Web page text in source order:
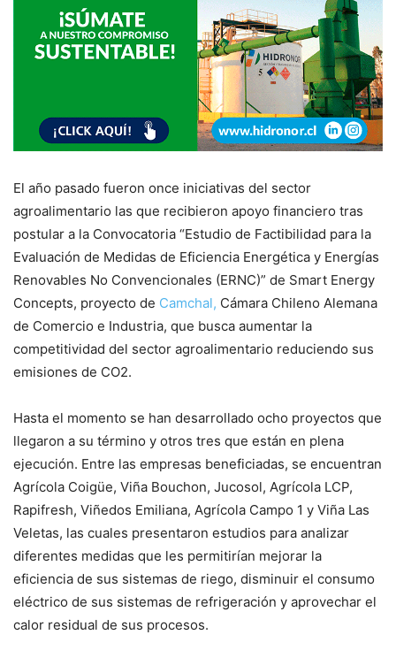
El año pasado fueron once iniciativas del sector
agroalimentario las que recibieron apoyo financiero tras
postular a la Convocatoria “Estudio de Factibilidad para la
Evaluación de Medidas de Eficiencia Energética y Energías
Renovables No Convencionales (ERNC)” de Smart Energy
Concepts, proyecto de Camchal, Cámara Chileno Alemana
de Comercio e Industria, que busca aumentar la
competitividad del sector agroalimentario reduciendo sus
emisiones de CO2.
Hasta el momento se han desarrollado ocho proyectos que
llegaron a su término y otros tres que están en plena
ejecución. Entre las empresas beneficiadas, se encuentran
Agrícola Coigüe, Viña Bouchon, Jucosol, Agrícola LCP,
Rapifresh, Viñedos Emiliana, Agrícola Campo 1 y Viña Las
Veletas, las cuales presentaron estudios para analizar
diferentes medidas que les permitirían mejorar la
eficiencia de sus sistemas de riego, disminuir el consumo
eléctrico de sus sistemas de refrigeración y aprovechar el
calor residual de sus procesos.